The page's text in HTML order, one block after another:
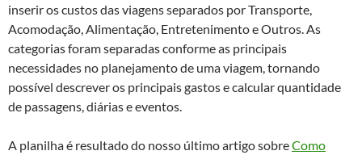
inserir os custos das viagens separados por Transporte,
Acomodação, Alimentação, Entretenimento e Outros. As
categorias foram separadas conforme as principais
necessidades no planejamento de uma viagem, tornando
possível descrever os principais gastos e calcular quantidade
de passagens, diárias e eventos.
A planilha é resultado do nosso último artigo sobreComo